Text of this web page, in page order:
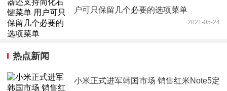
户可只保留几个必要的选项菜单
2021-05-24
热点新闻
小米正式进军韩国市场 销售红米Note5定